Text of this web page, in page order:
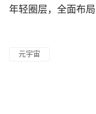
年轻圈层，全面布局
元宇宙